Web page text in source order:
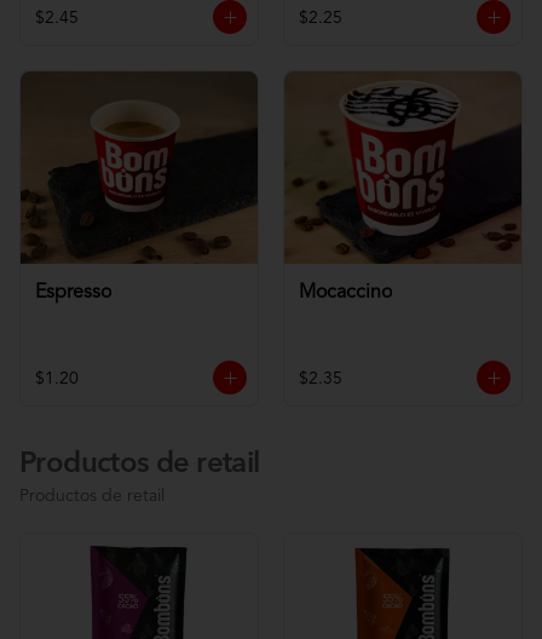
$2.45 $2.25
Espresso
$1.20
Mocaccino
$2.35
Productos de retail
Productos de retail